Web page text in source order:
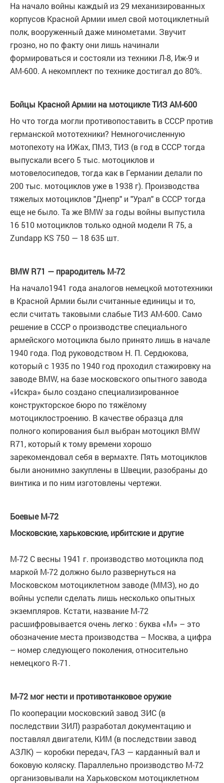
На начало войны каждый из 29 механизированных
корпусов Красной Армии имел свой мотоциклетный
полк, вооруженный даже минометами. Звучит
грозно, но по факту они лишь начинали
формироваться и состояли из техники Л-8, Иж-9 и
АМ-600. А некомплект по технике достигал до 80%.
Бойцы Красной Армии на мотоцикле ТИЗ АМ-600
Но что тогда могли противопоставить в СССР против
германской мототехники? Немногочисленную
мотопехоту на ИЖах, ПМЗ, ТИЗ (в год в СССР тогда
выпускали всего 5 тыс. мотоциклов и
мотовелосипедов, тогда как в Германии делали по
200 тыс. мотоциклов уже в 1938 г). Производства
тяжелых мотоциклов "Днепр" и "Урал" в СССР тогда
еще не было. Та же ВМW за годы войны выпустила
16 510 мотоциклов только одной модели R 75, а
Zundapp KS 750 — 18 635 шт.
BMW R71 — прародитель М-72
На начало1941 года аналогов немецкой мототехники
в Красной Армии были считанные единицы и то,
если считать таковыми слабые ТИЗ АМ-600. Само
решение в СССР о производстве специального
армейского мотоцикла было принято лишь в начале
1940 года. Под руководством Н. П. Сердюкова,
который с 1935 по 1940 год проходил стажировку на
заводе BMW, на базе московского опытного завода
«Искра» было создано специализированное
конструкторское бюро по тяжёлому
мотоциклостроению. В качестве образца для
полного копирования был выбран мотоцикл BMW
R71, который к тому времени хорошо
зарекомендовал себя в вермахте. Пять мотоциклов
были анонимно закуплены в Швеции, разобраны до
винтика и по ним изготовлены чертежи.
Боевые М-72
Московские, харьковские, ирбитские и другие
М-72 С весны 1941 г. производство мотоцикла под
маркой М-72 должно было развернуться на
Московском мотоциклетном заводе (ММЗ), но до
войны успели сделать лишь несколько опытных
экземпляров. Кстати, название М-72
расшифровывается очень легко : буква «М» – это
обозначение места производства – Москва, а цифра
– номер следующего поколения, относительно
немецкого R-71.
М-72 мог нести и противотанковое оружие
По кооперации московский завод ЗИС (в
последствии ЗИЛ) разработал документацию и
поставлял двигатели, КИМ (в последствии завод
АЗЛК) — коробки передач, ГАЗ — карданный вал и
боковую коляску. Параллельно производство М-72
организовывали на Харьковском мотоциклетном